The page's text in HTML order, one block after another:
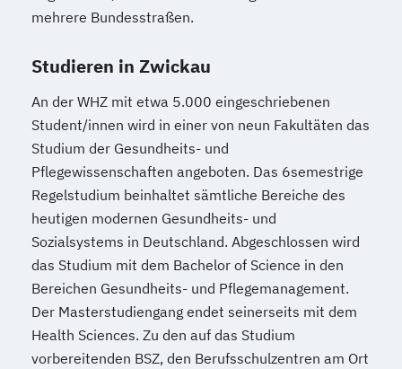
mehrere Bundesstraßen.
Studieren in Zwickau
An der WHZ mit etwa 5.000 eingeschriebenen
Student/innen wird in einer von neun Fakultäten das
Studium der Gesundheits- und
Pflegewissenschaften angeboten. Das 6semestrige
Regelstudium beinhaltet sämtliche Bereiche des
heutigen modernen Gesundheits- und
Sozialsystems in Deutschland. Abgeschlossen wird
das Studium mit dem Bachelor of Science in den
Bereichen Gesundheits- und Pflegemanagement.
Der Masterstudiengang endet seinerseits mit dem
Health Sciences. Zu den auf das Studium
vorbereitenden BSZ, den Berufsschulzentren am Ort